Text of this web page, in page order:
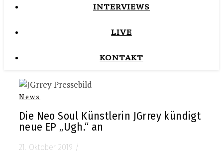
INTERVIEWS
LIVE
KONTAKT
News
Die Neo Soul Künstlerin JGrrey kündigt
neue EP „Ugh.“ an
21. Oktober 2019 /